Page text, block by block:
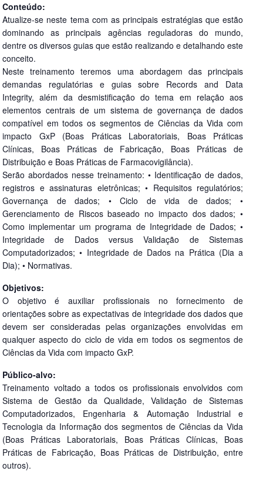
Conteúdo:
Atualize-se neste tema com as principais estratégias que estão
dominando as principais agências reguladoras do mundo,
dentre os diversos guias que estão realizando e detalhando este
conceito.
Neste treinamento teremos uma abordagem das principais
demandas regulatórias e guias sobre Records and Data
Integrity, além da desmistificação do tema em relação aos
elementos centrais de um sistema de governança de dados
compatível em todos os segmentos de Ciências da Vida com
impacto GxP (Boas Práticas Laboratoriais, Boas Práticas
Clínicas, Boas Práticas de Fabricação, Boas Práticas de
Distribuição e Boas Práticas de Farmacovigilância).
Serão abordados nesse treinamento: • Identificação de dados,
registros e assinaturas eletrônicas; • Requisitos regulatórios;
Governança de dados; • Ciclo de vida de dados; •
Gerenciamento de Riscos baseado no impacto dos dados; •
Como implementar um programa de Integridade de Dados; •
Integridade de Dados versus Validação de Sistemas
Computadorizados; • Integridade de Dados na Prática (Dia a
Dia); • Normativas.
Objetivos:
O objetivo é auxiliar profissionais no fornecimento de
orientações sobre as expectativas de integridade dos dados que
devem ser consideradas pelas organizações envolvidas em
qualquer aspecto do ciclo de vida em todos os segmentos de
Ciências da Vida com impacto GxP.
Público-alvo:
Treinamento voltado a todos os profissionais envolvidos com
Sistema de Gestão da Qualidade, Validação de Sistemas
Computadorizados, Engenharia & Automação Industrial e
Tecnologia da Informação dos segmentos de Ciências da Vida
(Boas Práticas Laboratoriais, Boas Práticas Clínicas, Boas
Práticas de Fabricação, Boas Práticas de Distribuição, entre
outros).